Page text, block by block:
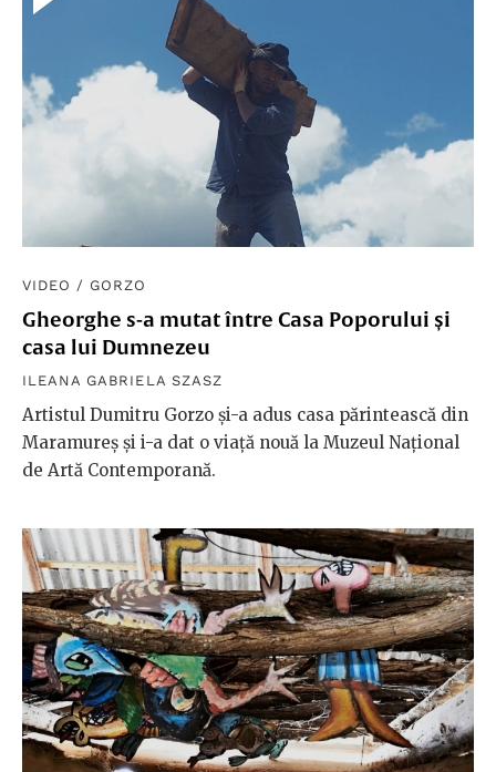
VIDEO / GORZO
Gheorghe s-a mutat între Casa Poporului și
casa lui Dumnezeu
ILEANA GABRIELA SZASZ
Artistul Dumitru Gorzo și-a adus casa părintească din
Maramureș și i-a dat o viață nouă la Muzeul Național
de Artă Contemporană.